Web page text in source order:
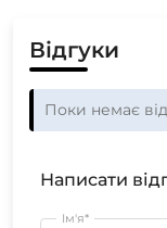
Відгуки
Поки немає
Написати
Ім'я*